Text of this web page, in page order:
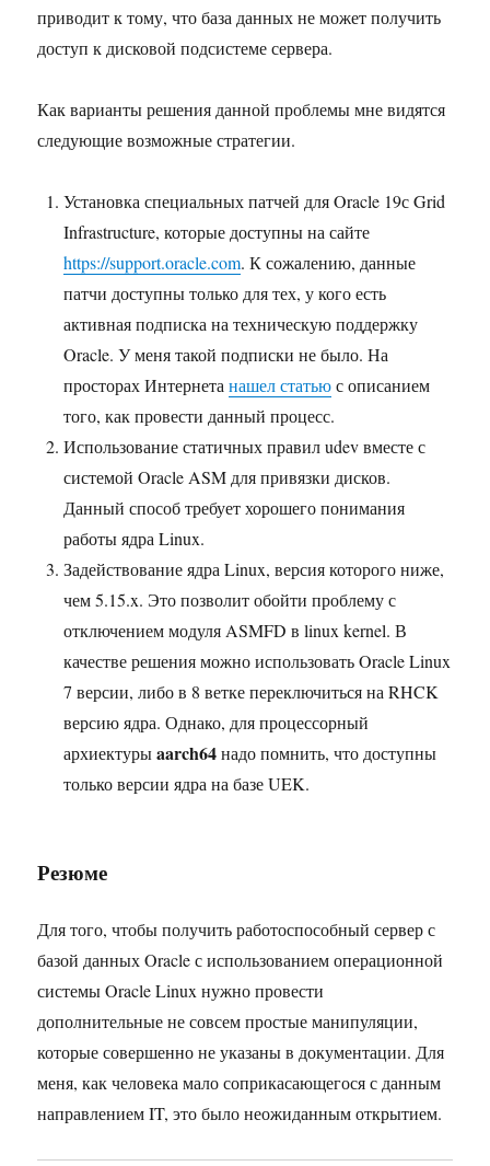
приводит к тому, что база данных не может получить
доступ к дисковой подсистеме сервера.
Как варианты решения данной проблемы мне видятся
следующие возможные стратегии.
Установка специальных патчей для Oracle 19с Grid
Infrastructure, которые доступны на сайте
https://support.oracle.com. К сожалению, данные
патчи доступны только для тех, у кого есть
активная подписка на техническую поддержку
Oracle. У меня такой подписки не было. На
просторах Интернетанашел статьюс описанием
того, как провести данный процесс.
Использование статичных правил udev вместе с
системой Oracle ASM для привязки дисков.
Данный способ требует хорошего понимания
работы ядра Linux.
Задействование ядра Linux, версия которого ниже,
чем 5.15.x. Это позволит обойти проблему с
отключением модуля ASMFD в linux kernel. В
качестве решения можно использовать Oracle Linux
7 версии, либо в 8 ветке переключиться на RHCK
версию ядра. Однако, для процессорный
архиектурыaarch64надо помнить, что доступны
только версии ядра на базе UEK.
Резюме
Для того, чтобы получить работоспособный сервер с
базой данных Oracle с использованием операционной
системы Oracle Linux нужно провести
дополнительные не совсем простые манипуляции,
которые совершенно не указаны в документации. Для
меня, как человека мало соприкасающегося с данным
направлением IT, это было неожиданным открытием.